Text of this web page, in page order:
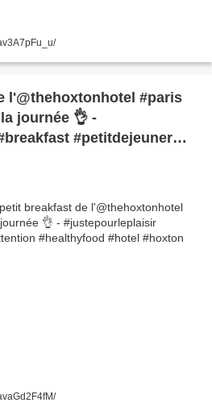
l'@thehoxtonhotel #paris
journée 👌 -
#petitdejeuner
#hotel #hoxton @The